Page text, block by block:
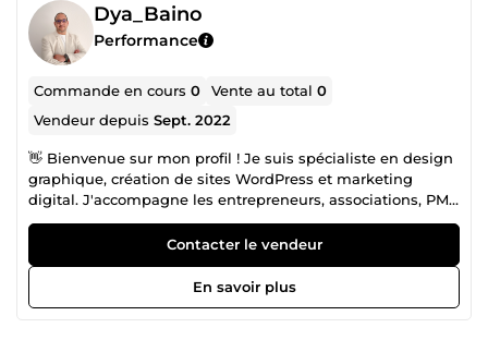
Dya_Baino
Performance
Commande en cours0 Vente au total0
Vendeur depuisSept. 2022
👋 Bienvenue sur mon profil ! Je suis spécialiste en design
graphique, création de sites WordPress et marketing
digital. J'accompagne les entrepreneurs, associations, PME
et indépendants dans la création d'une image
professionnelle et d'une présence en ligne performante.
🎓 Diplômé d'un Bachelor de Sup de Co La Rochelle et
d'un Master en Management Industriel et Logistique, j'allie
créativité, stratégie et sens de l'organisation pour mener à
Contacter le vendeur
En savoir plus